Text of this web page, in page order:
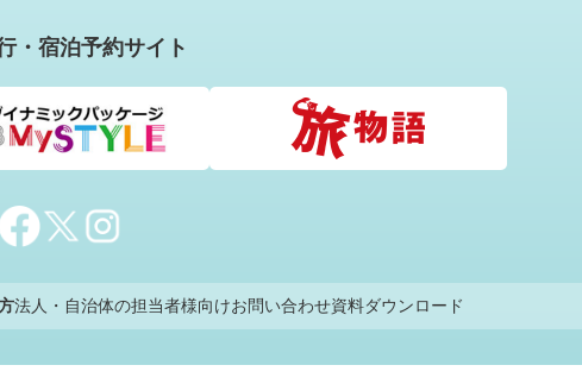
・宿泊予約サイト
法人・自治体の担当者様向けお問い合わせ資料ダウンロード